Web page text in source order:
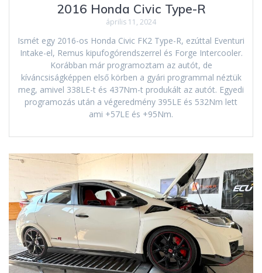
2016 Honda Civic Type-R
április 11, 2024
Ismét egy 2016-os Honda Civic FK2 Type-R, ezúttal Eventuri
Intake-el, Remus kipufogórendszerrel és Forge Intercooler.
Korábban már programoztam az autót, de
kíváncsiságképpen első körben a gyári programmal néztük
meg, amivel 338LE-t és 437Nm-t produkált az autót. Egyedi
programozás után a végeredmény 395LE és 532Nm lett
ami +57LE és +95Nm.